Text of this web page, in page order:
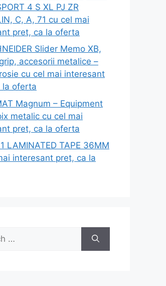
4 S XL PJ ZR
C, A, 71 cu cel mai
pret, ca la oferta
Slider Memo XB,
accesorii metalice –
cu cel mai interesant
la oferta
Magnum – Equipment
metalic cu cel mai
pret, ca la oferta
LAMINATED TAPE 36MM
interesant pret, ca la